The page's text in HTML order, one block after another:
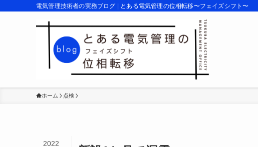
電気管理技術者の実務ブログ | とある電気管理の位相転移〜フェイズシフト〜
ホーム 点検
2022